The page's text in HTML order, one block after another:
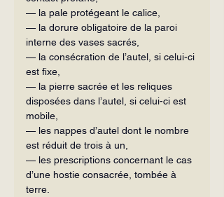
— la pale protégeant le calice,
— la dorure obligatoire de la paroi
interne des vases sacrés,
— la consécration de l’autel, si celui-ci
est fixe,
— la pierre sacrée et les reliques
disposées dans l’autel, si celui-ci est
mobile,
— les nappes d’autel dont le nombre
est réduit de trois à un,
— les prescriptions concernant le cas
d’une hostie consacrée, tombée à
terre.